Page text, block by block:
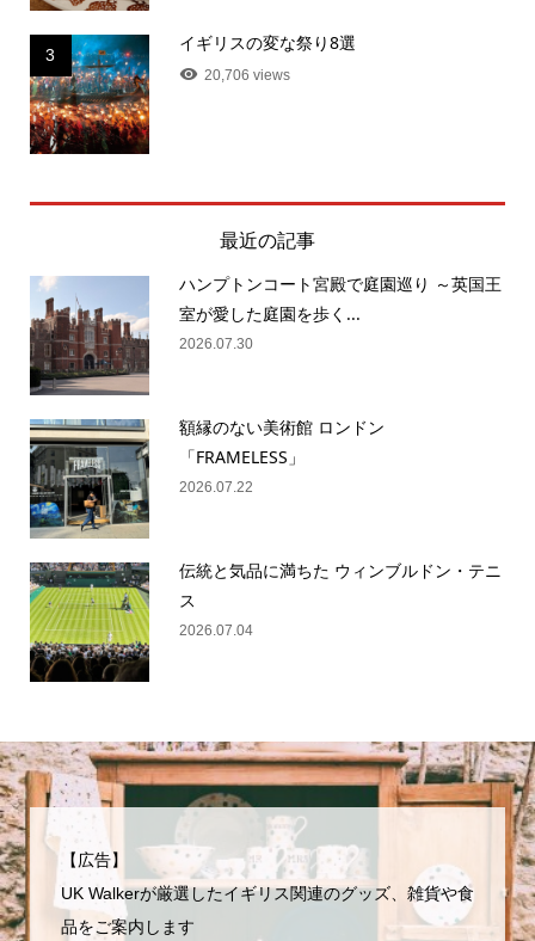
3
イギリスの変な祭り8選
20,706 views
最近の記事
ハンプトンコート宮殿で庭園巡り ～英国王
室が愛した庭園を歩く...
2026.07.30
額縁のない美術館 ロンドン
「FRAMELESS」
2026.07.22
伝統と気品に満ちた ウィンブルドン・テニ
ス
2026.07.04
【広告】
UK Walkerが厳選したイギリス関連のグッズ、雑貨や食
品をご案内します